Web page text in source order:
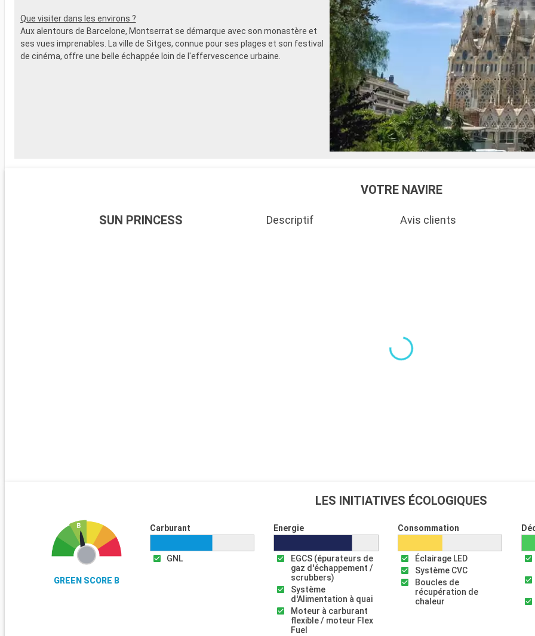
Que visiter dans les environs ?
Aux alentours de Barcelone, Montserrat se démarque avec son monastère et
ses vues imprenables. La ville de Sitges, connue pour ses plages et son festival
de cinéma, offre une belle échappée loin de l'effervescence urbaine.
VOTRE NAVIRE
SUN PRINCESS Descriptif Avis clients
LES INITIATIVES ÉCOLOGIQUES
GREEN SCORE B
Carburant
GNL
Energie
EGCS (épurateurs de
gaz d'échappement /
scrubbers)
Système
d'Alimentation à quai
Moteur à carburant
flexible / moteur Flex
Fuel
Consommation
Éclairage LED
Système CVC
Boucles de
récupération de
chaleur